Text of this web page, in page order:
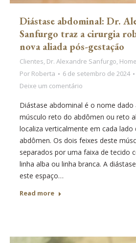
Diástase abdominal: Dr.
Sanfurgo traz a cirurgia
nova aliada pós-gestação
Clientes, Dr. Alexandre Sanfurgo, Home
Por Roberta
6 de setembro de 2024
Deixe um comentário
Diástase abdominal é o nome
músculo reto do abdômen ou reto
localiza verticalmente em cada
abdômen. Os dois feixes deste
separados por uma faixa de tecido
linha alba ou linha branca. A
este espaço…
Read more